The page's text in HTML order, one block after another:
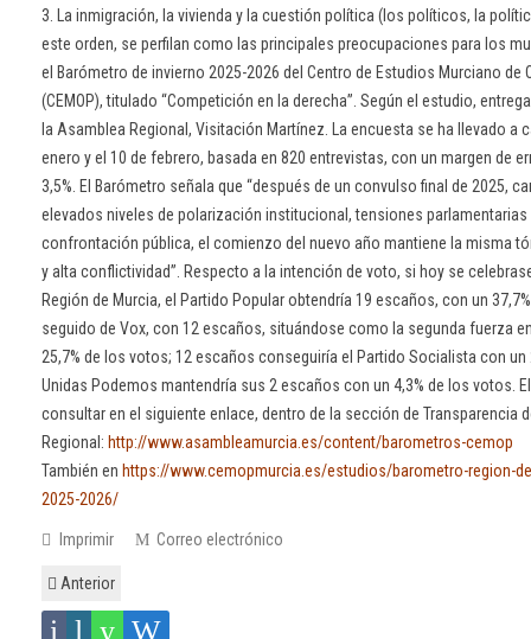
3. La inmigración, la vivienda y la cuestión política (los políticos, la
este orden, se perfilan como las principales preocupaciones para los
el Barómetro de invierno 2025-2026 del Centro de Estudios Murciano de
(CEMOP), titulado “Competición en la derecha”. Según el estudio,
la Asamblea Regional, Visitación Martínez. La encuesta se ha llevado a
enero y el 10 de febrero, basada en 820 entrevistas, con un margen de
3,5%. El Barómetro señala que “después de un convulso final de 2025,
elevados niveles de polarización institucional, tensiones parlamentarias
confrontación pública, el comienzo del nuevo año mantiene la misma
y alta conflictividad”. Respecto a la intención de voto, si hoy se
Región de Murcia, el Partido Popular obtendría 19 escaños, con un
seguido de Vox, con 12 escaños, situándose como la segunda fuerza
25,7% de los votos; 12 escaños conseguiría el Partido Socialista con un
Unidas Podemos mantendría sus 2 escaños con un 4,3% de los votos.
consultar en el siguiente enlace, dentro de la sección de Transparencia
Regional: http://www.asambleamurcia.es/content/barometros-cemop
También en https://www.cemopmurcia.es/estudios/barometro-region-
2025-2026/
Imprimir Correo electrónico
Anterior